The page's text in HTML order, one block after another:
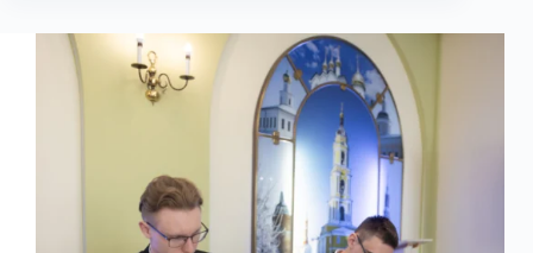
слушателей
Одинцовского
отделения
Библейско-